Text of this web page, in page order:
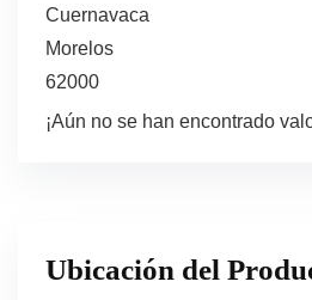
Cuernavaca
Morelos
62000
¡Aún no se han encontrado
Ubicación del